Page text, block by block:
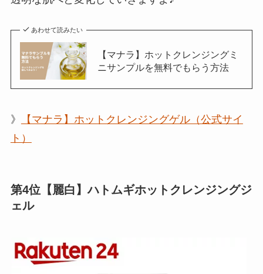
あわせて読みたい
【マナラ】ホットクレンジングミ
ニサンプルを無料でもらう方法
》
【マナラ】ホットクレンジングゲル（公式サイ
ト）
第4位【麗白】ハトムギホットクレンジングジ
ェル